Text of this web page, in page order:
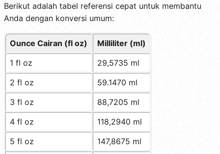
Berikut adalah tabel referensi cepat untuk membantu
Anda dengan konversi umum:
Ounce Cairan (fl oz)
Milliliter (ml)
1 fl oz
29,5735 ml
2 fl oz
59.1470 ml
3 fl oz
88,7205 ml
4 fl oz
118,2940 ml
5 fl oz
147,8675 ml